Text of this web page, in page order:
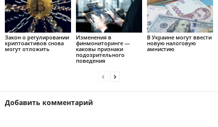
Закон о регулировании
криптоактивов снова
могут отложить
Изменения в
финмониторинге —
каковы признаки
подозрительного
поведения
В Украине могут ввести
новую налоговую
амнистию
Добавить комментарий